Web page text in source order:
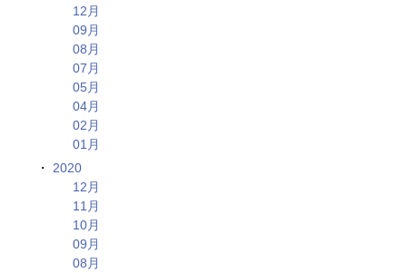
12月
09月
08月
07月
05月
04月
02月
01月
2020
12月
11月
10月
09月
08月